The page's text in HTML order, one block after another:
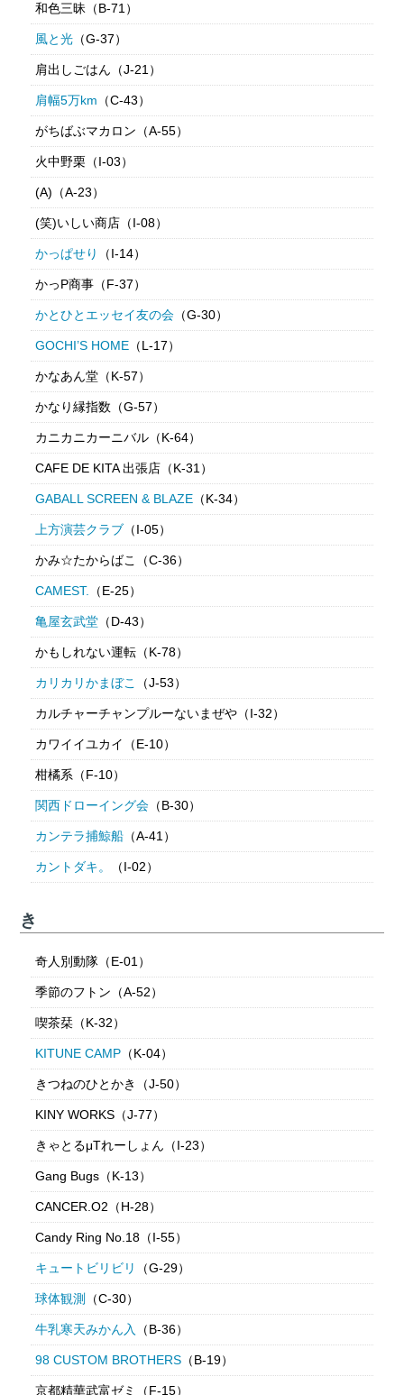
和色三昧（B-71）
風と光（G-37）
肩出しごはん（J-21）
肩幅5万km （C-43）
がちばぶマカロン（A-55）
火中野栗（I-03）
(A)（A-23）
(笑)いしい商店（I-08）
かっぱせり （I-14）
かっP商事（F-37）
かとひとエッセイ友の会（G-30）
GOCHI’S HOME（L-17）
かなあん堂（K-57）
かなり縁指数（G-57）
カニカニカーニバル（K-64）
CAFE DE KITA 出張店（K-31）
GABALL SCREEN & BLAZE（K-34）
上方演芸クラブ（I-05）
かみ☆たからばこ（C-36）
CAMEST. （E-25）
亀屋玄武堂（D-43）
かもしれない運転（K-78）
カリカリかまぼこ （J-53）
カルチャーチャンプルーないまぜや（I-32）
カワイイユカイ（E-10）
柑橘系（F-10）
関西ドローイング会（B-30）
カンテラ捕鯨船（A-41）
カントダキ。 （I-02）
き
奇人別動隊（E-01）
季節のフトン（A-52）
喫茶栞（K-32）
KITUNE CAMP（K-04）
きつねのひとかき（J-50）
KINY WORKS（J-77）
きゃとるμTれーしょん（I-23）
Gang Bugs（K-13）
CANCER.O2（H-28）
Candy Ring No.18（I-55）
キュートビリビリ （G-29）
球体観測 （C-30）
牛乳寒天みかん入 （B-36）
98 CUSTOM BROTHERS（B-19）
京都精華武富ゼミ（F-15）